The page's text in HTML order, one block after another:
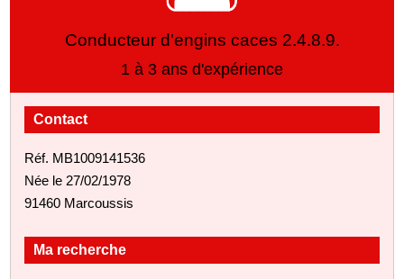
Conducteur d'engins caces 2.4.8.9.
1 à 3 ans d'expérience
Contact
Réf. MB1009141536
Née le 27/02/1978
91460 Marcoussis
Ma recherche